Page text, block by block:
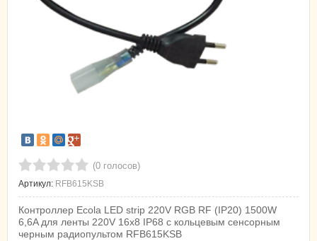
(0 голосов)
Артикул: RFB615KSB
Контроллер Ecola LED strip 220V RGB RF (IP20) 1500W
6,6A для ленты 220V 16x8 IP68 с кольцевым сенсорным
черным радиопультом RFB615KSB